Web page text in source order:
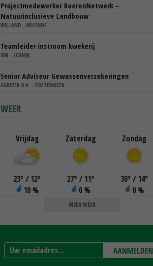
Projectmedewerker BoerenNetwerk –
Natuurinclusieve Landbouw
WIJ.LAND - ABCOUDE
Teamleider instroom kwekerij
IBN - SCHAIJK
Senior Adviseur Gewassenverzekeringen
AGRIVER U.A. - ZOETERMEER
WEER
Vrijdag
23° / 12°
10 %
Zaterdag
27° / 11°
0 %
Zondag
30° / 14°
0 %
MEER WEER
AANMELDEN